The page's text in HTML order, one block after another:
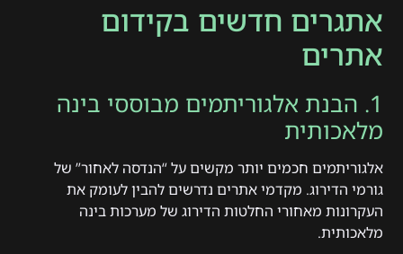
אתגרים חדשים בקידום
אתרים
1. הבנת אלגוריתמים מבוססי בינה
מלאכותית
אלגוריתמים חכמים יותר מקשים על “הנדסה לאחור” של
גורמי הדירוג. מקדמי אתרים נדרשים להבין לעומק את
העקרונות מאחורי החלטות הדירוג של מערכות בינה
מלאכותית.